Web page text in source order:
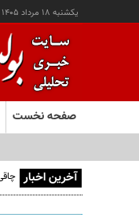
يکشنبه ۱۸ مرداد ۱۴۰۵
صفحه نخست
آخرین اخبار